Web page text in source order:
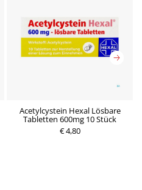
Acetylcystein Hexal Lösbare
Tabletten 600mg 10 Stück
€ 4,80
P